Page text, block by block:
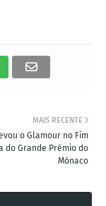
MAIS RECENTE
o Glamour no Fim
do Grande Prémio do
Mónaco